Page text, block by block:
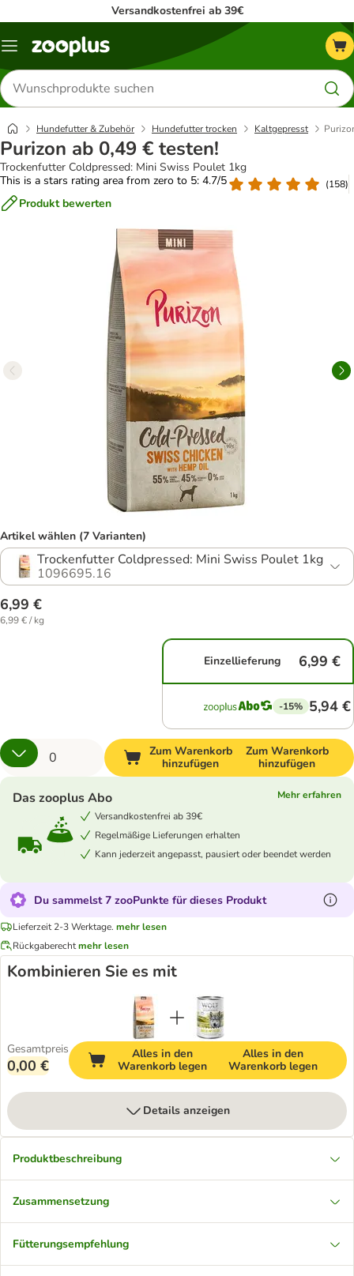
Versandkostenfrei ab 39€
Menü
Produkte
suchen
Hundefutter & Zubehör Hundefutter trocken Kaltgepresst
Purizon ab 0,49 € testen!
Trockenfutter Coldpressed: Mini Swiss Poulet 1kg
This is a stars rating area from zero to 5: 4.7/5
(158)
Produkt bewerten
Artikel wählen (7 Varianten)
Trockenfutter Coldpressed: Mini Swiss Poulet 1kg
1096695.16
6,99 €
6,99 € / kg
Einzellieferung 6,99 €
-15% 5,94 €
Zum Warenkorb
hinzufügen
Zum Warenkorb
hinzufügen
Das zooplus Abo
Mehr erfahren
Versandkostenfrei ab 39€
Regelmäßige Lieferungen erhalten
Kann jederzeit angepasst, pausiert oder beendet werden
Du sammelst 7 zooPunkte für dieses Produkt
Lieferzeit 2-3 Werktage. mehr lesen
Rückgaberechtmehr lesen
Kombinieren Sie es mit
Gesamtpreis
0,00 €
Alles in den
Warenkorb legen
Alles in den
Warenkorb legen
Details anzeigen
Produktbeschreibung
Zusammensetzung
Fütterungsempfehlung